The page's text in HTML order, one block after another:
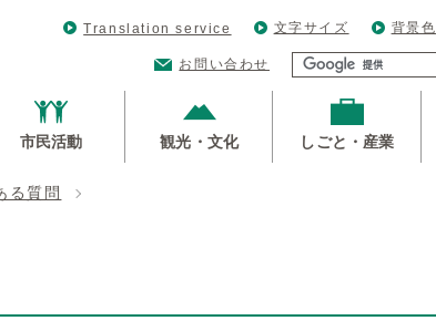
Translation service 文字サイズ 背景色
お問い合わせ
市民活動 観光・文化 しごと・産業
る質問